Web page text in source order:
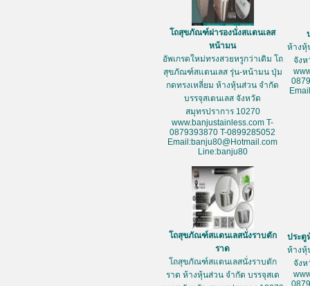
โถสุขภัณฑ์ฝารองนั่งสแตนเลส
หน้ามน
อัพเกรดใหม่ทรงสวยหรูกว่าเดิม โถ
สุขภัณฑ์สแตนเลส รุ่น-หน้ามน ปุ่ม
กดทรงเหลี่ยม ห้างหุ้นส่วน จำกัด
บรรจุสเตนเลส จังหวัด
สมุทรปราการ 10270
www.banjustainless.com T-
0879393870 T-0899285052
Email:banju80@Hotmail.com
Line:banju80
ห้างหุ้
จังห
โถสุขภัณฑ์สแตนเลสนั่งราบตัก
ราด
โถสุขภัณฑ์สแตนเลสนั่งราบตัก
ราด ห้างหุ้นส่วน จำกัด บรรจุสเต
ประตู
ห้างหุ้
จังห